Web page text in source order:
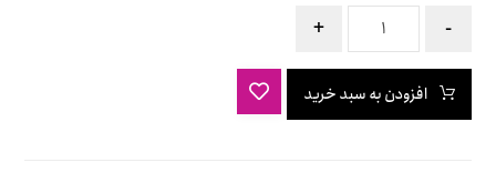
-
+
افزودن به سبد خرید